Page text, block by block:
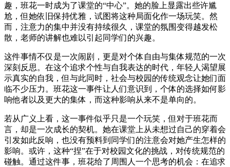
趣，班花一时成为了课堂的“中心”。她的脸上显露出些许尴
尬，但她依旧保持优雅，试图将这种局面化作一场玩笑。然
而，注意力的集中并没有持续很久，课堂的氛围变得越发松
散，老师的讲解也难以引起同学们的兴趣。
这件事情不仅是一次闹剧，更是对个体自由与集体规范的一次
深刻反思。在这个追求个性与自我表达的时代，年轻人渴望展
示真实的自我，但与此同时，社会与校园的传统观念让她们面
临不少压力。班花这一事件让人们意识到，个体的选择如何影
响他者以及更大的集体，而这种影响从来不是单向的。
若从广义上看，这一事件似乎只是一个玩笑，但对于班花而
言，却是一次成长的契机。她在课堂上从未想过自己的穿着会
引发如此反响，也没有预料到同学们的注意会对她产生怎样的
影响。或许，这种“捏”在于对校园文化的挑战，对传统规范的
碰触。通过这件事，班花给了周围人一个思考的机会：在追求